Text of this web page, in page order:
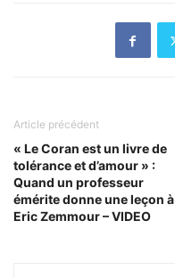
Article précédent
« Le Coran est un livre de
tolérance et d’amour » :
Quand un professeur
émérite donne une leçon à
Eric Zemmour – VIDEO